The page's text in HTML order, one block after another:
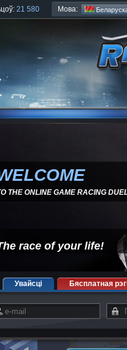
21 580 Мова:
THE ONLINE GAME RACING
race of your life!
Увайсці Бясплатная